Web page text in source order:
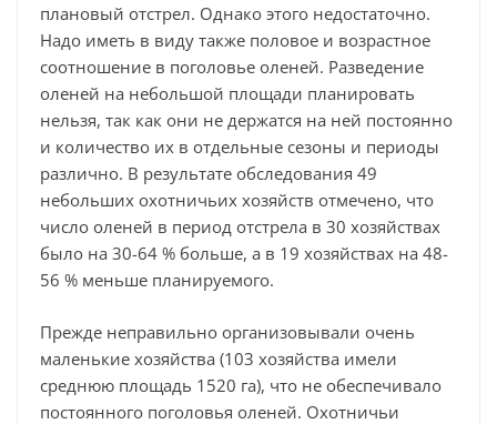
плановый отстрел. Однако этого недостаточно.
Надо иметь в виду также половое и возрастное
соотношение в поголовье оленей. Разведение
оленей на небольшой площади планировать
нельзя, так как они не держатся на ней постоянно
и количество их в отдельные сезоны и периоды
различно. В результате обследования 49
небольших охотничьих хозяйств отмечено, что
число оленей в период отстрела в 30 хозяйствах
было на 30-64 % больше, а в 19 хозяйствах на 48-
56 % меньше планируемого.
Прежде неправильно организовывали очень
маленькие хозяйства (103 хозяйства имели
среднюю площадь 1520 га), что не обеспечивало
постоянного поголовья оленей. Охотничьи